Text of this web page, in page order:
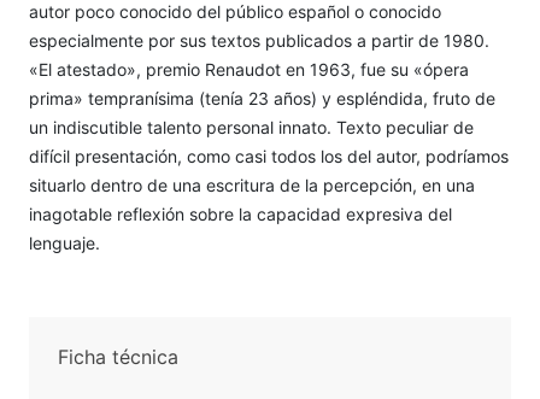
autor poco conocido del público español o conocido
especialmente por sus textos publicados a partir de 1980.
«El atestado», premio Renaudot en 1963, fue su «ópera
prima» tempranísima (tenía 23 años) y espléndida, fruto de
un indiscutible talento personal innato. Texto peculiar de
difícil presentación, como casi todos los del autor, podríamos
situarlo dentro de una escritura de la percepción, en una
inagotable reflexión sobre la capacidad expresiva del
lenguaje.
Ficha técnica